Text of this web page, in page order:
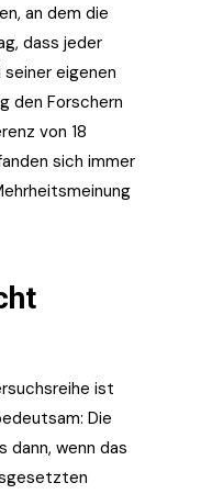
an dem die
dass jeder
eigenen
den Forschern
von 18
sich immer
ist
Die
dann, wenn das